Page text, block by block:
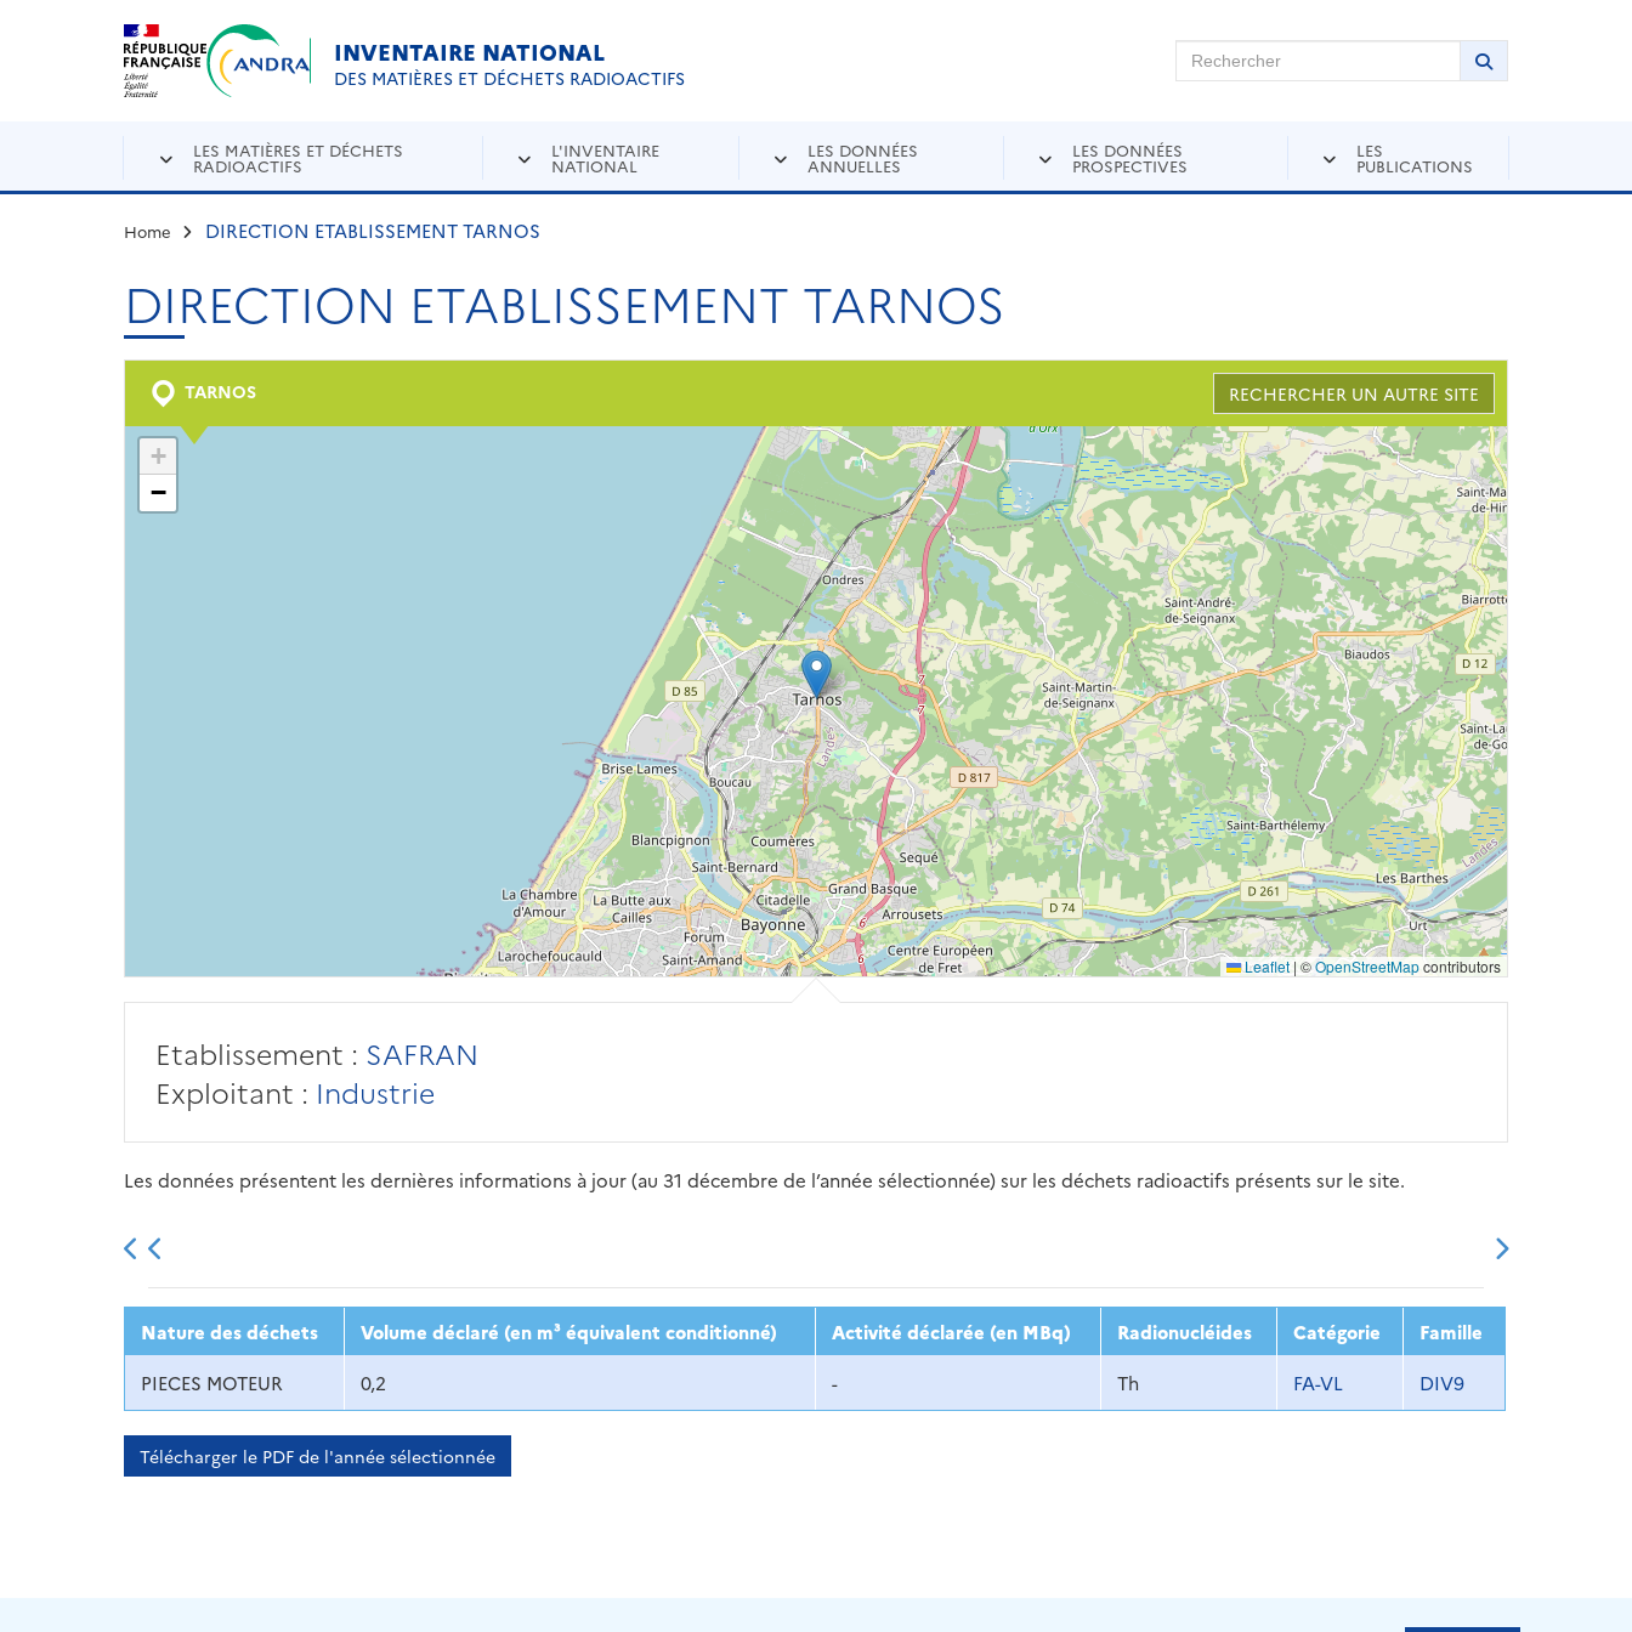
Aller au contenu principal
INVENTAIRE NATIONAL
DES MATIÈRES ET DÉCHETS RADIOACTIFS
Rechercher sur Andra Inventaire Rechercher
Lancer la
LES MATIÈRES ET DÉCHETS
RADIOACTIFS
L'INVENTAIRE
NATIONAL
LES DONNÉES
ANNUELLES
LES DONNÉES
PROSPECTIVES
LES
PUBLICATIONS
Home DIRECTION ETABLISSEMENT TARNOS
DIRECTION ETABLISSEMENT TARNOS
TARNOS RECHERCHER UN AUTRE SITE
+
−
Leaflet | ©OpenStreetMapcontributors
Etablissement : SAFRAN
Exploitant : Industrie
Les données présentent les dernières informations à jour (au 31 décembre de l’année sélectionnée) sur les déchets radioactifs présents sur le site.
2013 2014 2015 2016 2017 2018 2019 2020 2021 2022 2023
Nature des déchets Volume déclaré (en m³ équivalent conditionné) Activité déclarée (en MBq) Radionucléides Catégorie
Famille
PIECES MOTEUR
0,2 - Th FA-VL DIV9
Télécharger le PDF de l'année sélectionnée